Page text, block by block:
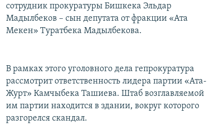
сотрудник прокуратуры Бишкека Эльдар
Мадылбеков – сын депутата от фракции «Ата
Мекен» Туратбека Мадылбекова.
В рамках этого уголовного дела гепрокуратура
рассмотрит ответственность лидера партии «Ата-
Журт» Камчыбека Ташиева. Штаб возглавляемой
им партии находится в здании, вокруг которого
разгорелся скандал.